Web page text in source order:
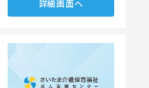
詳細画面へ